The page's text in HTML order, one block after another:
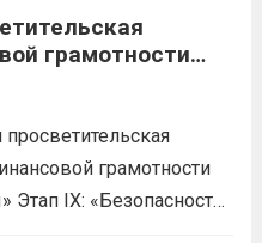
бесплатное участие в
Обучение
боевых...
грамотности
просветительская
грамотности
Этап IX: «Безопасность